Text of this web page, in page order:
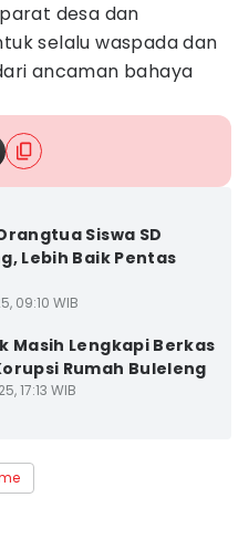
desa dan
selalu waspada dan
ancaman bahaya
Siswa SD
Lebih Baik Pentas
09:10 WIB
Masih Lengkapi Berkas
Rumah Buleleng
17:13 WIB